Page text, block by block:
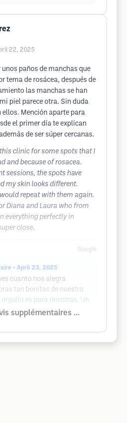
22, 2025
paños de manchas que
tema de rosácea, después de
las manchas se han
piel parece otra. Sin duda
ellos. Mención aparte para
el primer día te explican
de ser súper cercanas.
clinic for some spots that I
and because of rosacea.
sessions, the spots have
my skin looks different.
repeat with them again.
Diana and Laura who from
everything perfectly in
close.
Google
• April 23, 2025
cuanto nos alegra
tan bonitas de nuestro
es para nosotras. Un
supplémentaires ...